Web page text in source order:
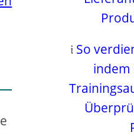
𝔦 So
indem